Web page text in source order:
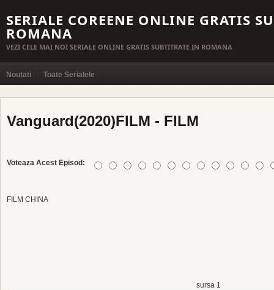
SERIALE COREENE ONLINE GRATIS
ROMANA
VEZI CELE MAI NOI SERIALE ONLINE GRATIS SUBTITRATE IN ROMANA
Noutati Toate Serialele
Vanguard(2020)FILM - FILM
Voteaza Acest Episod:
FILM CHINA
sursa 1